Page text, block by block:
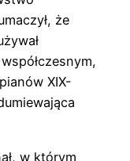
że
XIX-
w którym